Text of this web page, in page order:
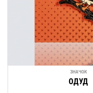
ЗНАЧОК
ОДУД